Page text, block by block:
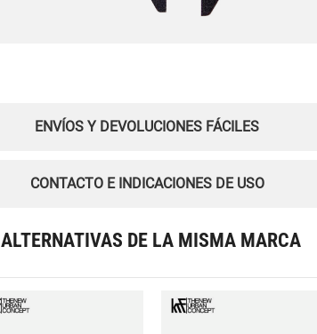
ENVÍOS Y DEVOLUCIONES FÁCILES
CONTACTO E INDICACIONES DE USO
ALTERNATIVAS DE LA MISMA MARCA